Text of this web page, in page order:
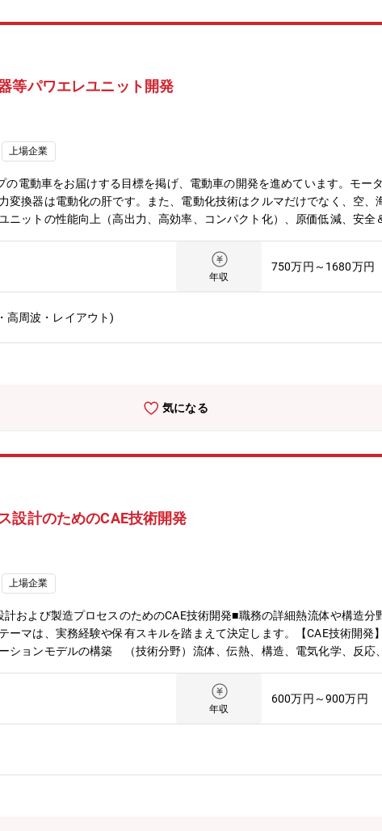
等パワエレユニット開発
上場企業
の電動車をお届けする目標を掲げ、電動車の開発を進めています。モー
変換器は電動化の肝です。また、電動化技術はクルマだけでなく、空
ニットの性能向上（高出力、高効率、コンパクト化）、原価低減、安全
設計開発◆電力変換技術を使った新システムの電気系設計開発◆上記ユ
人の想定役割：メンバー・チームリーダー・マネージャー■特色世界中
略を支える人材を募集しています。パワエレ（パワーエレクトロニクス
用電源、系統電源などの開発にもパワエレの技術が重要です。電気の力
メージ】◆20～30代の若い人が多く、上司とも気軽に話せる雰囲気です
活気のある職場です。◆教育資料、先輩による指導も充実しているた
をしていて、グローバルに活躍できます。◆他業界、他分野から来られ
掛ける商品（クルマ）の企画～開発の全プロセスに通して関わる事がで
戦略を支える上で、電動車の基幹技術である電力変換ユニット・システ
可。CADやCAE、ビデオ会議、共有ｻｰﾊﾞなど、開発インフラも整備され
基本としたスタイル）面着コミュニケーションでの業務推進を大事に日
せてお届けるするニーズの高まり。◆電力変換技術が、カーボンニュー
年収
750万円～1680万円
高周波・レイアウト)
気になる
設計のためのCAE技術開発
上場企業
および製造プロセスのためのCAE技術開発■職務の詳細熱流体や構造分
ーマは、実務経験や保有スキルを踏まえて決定します。【CAE技術開発
ションモデルの構築 （技術分野）流体、伝熱、構造、電気化学、反
ゴリズムや機械学習との組合せによる、最適設計アプローチの確立 （
ロセス設計、コスト試算■職務の特色本社部門として、全社向けにシミ
ログな素材・プロセスの特性や挙動をモデル化し、コンピューター上
礎実験とともに、スパコン・AIなど先進技術も活用し、現象に迫ってい
レーションを実現する醍醐味を味わえる仕事です。CAEの技術開発マネ
など、創造的な仕事もできる職務です。■募集背景当社はデジタル社会
発を強化しています。開発の成否やスピードを握るのがシミュレーシ
年収
600万円～900万円